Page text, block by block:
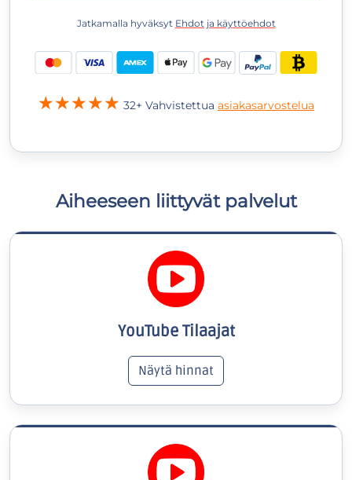
Jatkamalla hyväksyt Ehdot ja käyttöehdot
32+ Vahvistettua asiakasarvostelua
Aiheeseen liittyvät palvelut
YouTube Tilaajat
Näytä hinnat